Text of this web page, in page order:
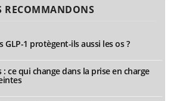
RECOMMANDONS
GLP-1 protègent-ils aussi les os ?
ce qui change dans la prise en charge